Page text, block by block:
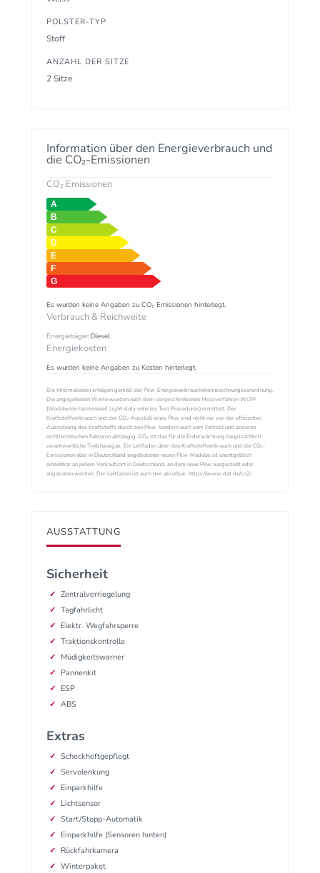
POLSTER-TYP
Stoff
ANZAHL DER SITZE
2 Sitze
Information über den Energieverbrauch und
die CO₂-Emissionen
CO₂ Emissionen
Es wurden keine Angaben zu CO₂ Emissionen hinterlegt.
Verbrauch & Reichweite
Energieträger:Diesel
Energiekosten
Es wurden keine Angaben zu Kosten hinterlegt.
Die Informationen erfolgen gemäß der Pkw-Energieverbrauchskennzeichnungsverordnung.
Die angegebenen Werte wurden nach dem vorgeschriebenen Messverfahren WLTP
(Worldwide harmonised Light-duty vehicles Test Procedures) ermittelt. Der
Kraftstoffverbrauch und der CO₂-Ausstoß eines Pkw sind nicht nur von der effizienten
Ausnutzung des Kraftstoffs durch den Pkw, sondern auch vom Fahrstil und anderen
nichttechnischen Faktoren abhängig. CO₂ ist das für die Erderwärmung hauptsächlich
verantwortliche Treibhausgas. Ein Leitfaden über den Kraftstoffverbrauch und die CO₂-
Emissionen aller in Deutschland angebotenen neuen Pkw-Modelle ist unentgeltlich
einsehbar an jedem Verkaufsort in Deutschland, an dem neue Pkw ausgestellt oder
angeboten werden. Der Leitfaden ist auch hier abrufbar: https://www.dat.de/co2/
AUSSTATTUNG
Sicherheit
Zentralverriegelung
Tagfahrlicht
Elektr. Wegfahrsperre
Traktionskontrolle
Müdigkeitswarner
Pannenkit
ESP
ABS
Extras
Scheckheftgepflegt
Servolenkung
Einparkhilfe
Lichtsensor
Start/Stopp-Automatik
Einparkhilfe (Sensoren hinten)
Rückfahrkamera
Winterpaket